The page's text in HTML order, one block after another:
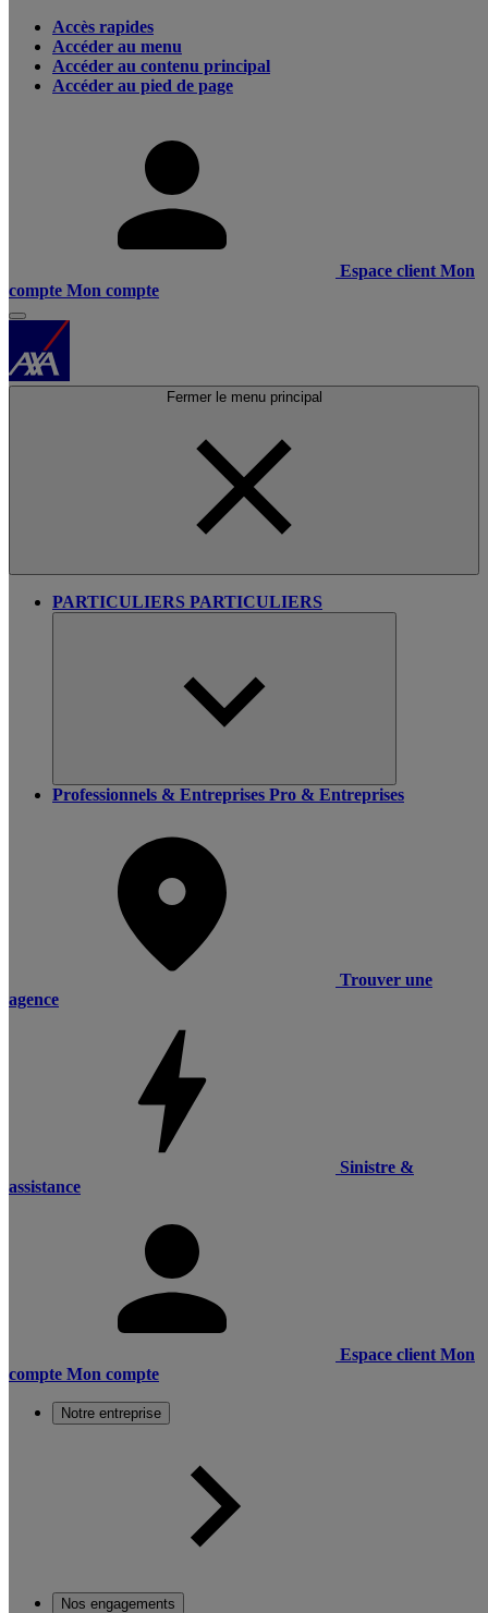
Accès rapides
Accéder au menu
Accéder au contenu principal
Accéder au pied de page
Espace client Mon
compte Mon compte
Fermer le menu principal
PARTICULIERS PARTICULIERS
Professionnels & Entreprises Pro & Entreprises
Trouver une
agence
Sinistre &
assistance
Espace client Mon
compte Mon compte
Notre entreprise
Nos engagements